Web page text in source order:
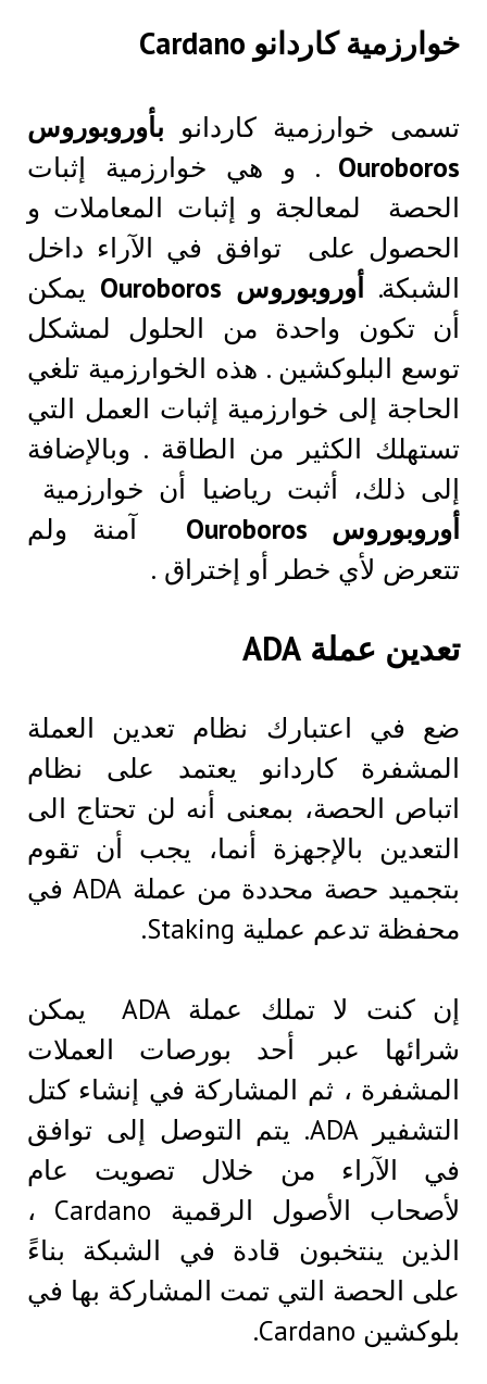
خوارزمية كاردانو Cardano
تسمى خوارزمية كاردانو بأوروبوروس
Ouroboros . و هي خوارزمية إثبات
الحصة لمعالجة و إثبات المعاملات و
الحصول على توافق في الآراء داخل
الشبكة. أوروبوروس Ouroboros
يمكن
أن تكون واحدة من الحلول لمشكل
توسع البلوكشين . هذه الخوارزمية تلغي
الحاجة إلى خوارزمية إثبات العمل التي
تستهلك الكثير من الطاقة . وبالإضافة
إلى ذلك، أثبت رياضيا أن خوارزمية
أوروبوروس Ouroboros
آمنة ولم
تتعرض لأي خطر أو إختراق .
تعدين عملة ADA
ضع في اعتبارك نظام تعدين العملة
المشفرة كاردانو يعتمد على نظام
اتباص الحصة، بمعنى أنه لن تحتاج الى
التعدين بالإجهزة أنما، يجب أن تقوم
بتجميد حصة محددة من عملة ADA في
محفظة تدعم عملية Staking.
إن كنت لا تملك عملة ADA يمكن
شرائها عبر أحد بورصات العملات
المشفرة ، ثم المشاركة في إنشاء كتل
التشفير ADA. يتم التوصل إلى توافق
في الآراء من خلال تصويت عام
لأصحاب الأصول الرقمية Cardano ،
الذين ينتخبون قادة في الشبكة بناءً
على الحصة التي تمت المشاركة بها في
بلوكشين Cardano.